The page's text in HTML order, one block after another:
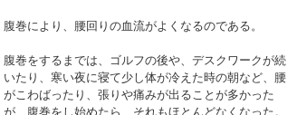
腹巻により、腰回りの血流がよくなるのである。
腹巻をするまでは、ゴルフの後や、デスクワークが続
いたり、寒い夜に寝て少し体が冷えた時の朝など、腰
がこわばったり、張りや痛みが出ることが多かった
が、腹巻をし始めたら、それもほとんどなくなった。